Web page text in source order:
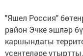
"Яшел Россия"
район Эчке эшләр
каршындагы
үсентеләре утыртты.